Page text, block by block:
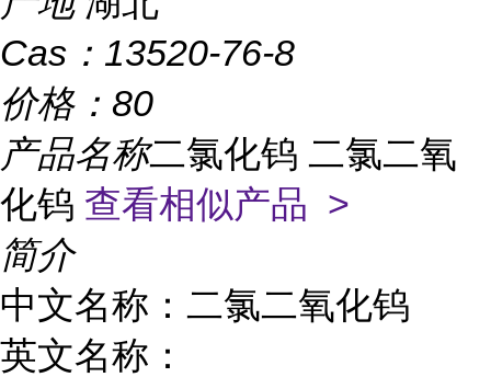
Cas： 13520-76-8
价格： 80
产品名称二氯化钨 二氯二氧
化钨 查看相似产品 >
简介
中文名称：二氯二氧化钨
英文名称：